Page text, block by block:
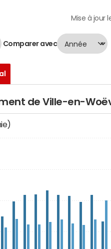
Mise à jour
Comparer avec
de Ville-en-